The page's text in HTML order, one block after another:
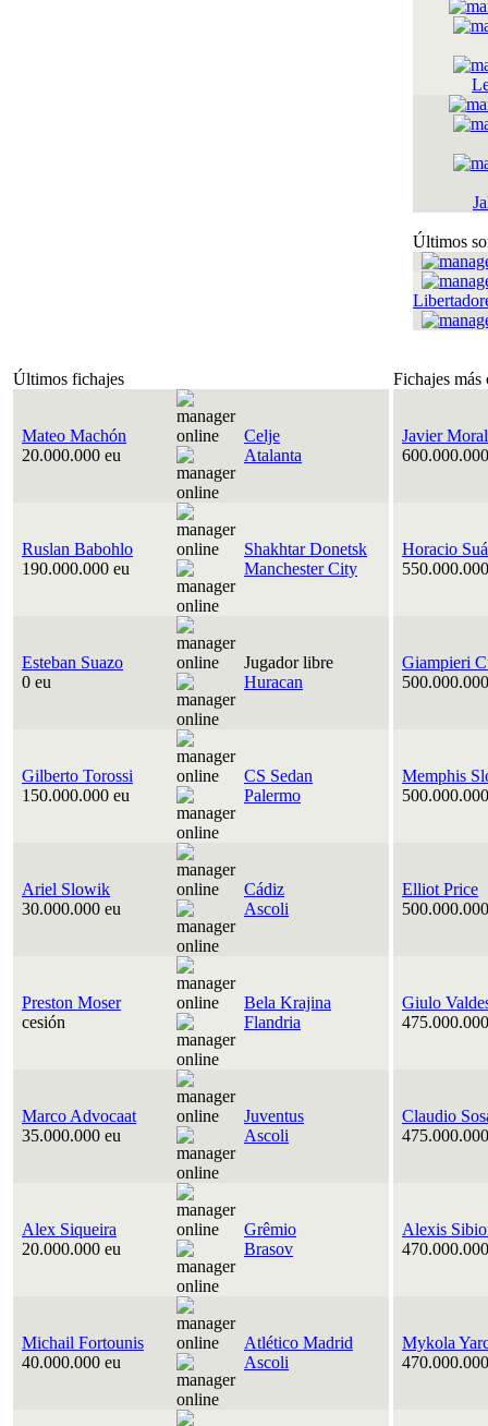
Últimos
Últimos fichajes Fichajes más
Mateo Machón
20.000.000 eu
Celje
Atalanta
Javier
Ruslan Babohlo
190.000.000 eu
Shakhtar Donetsk
Manchester City
Horacio
Esteban Suazo
0 eu
Jugador libre
Huracan
Giampieri
Gilberto Torossi
150.000.000 eu
CS Sedan
Palermo
Memphis
Ariel Slowik
30.000.000 eu
Cádiz
Ascoli
Elliot Price
Preston Moser
cesión
Bela Krajina
Flandria
Giulo
Marco Advocaat
35.000.000 eu
Juventus
Ascoli
Claudio
Alex Siqueira
20.000.000 eu
Grêmio
Brasov
Alexis
Michail Fortounis
40.000.000 eu
Atlético Madrid
Ascoli
Mykola